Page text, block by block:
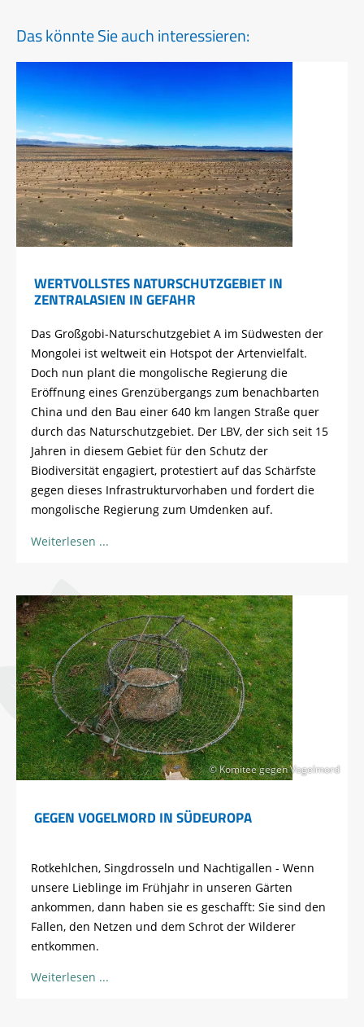
Das könnte Sie auch interessieren:
WERTVOLLSTES NATURSCHUTZGEBIET IN
ZENTRALASIEN IN GEFAHR
Das Großgobi-Naturschutzgebiet A im Südwesten der
Mongolei ist weltweit ein Hotspot der Artenvielfalt.
Doch nun plant die mongolische Regierung die
Eröffnung eines Grenzübergangs zum benachbarten
China und den Bau einer 640 km langen Straße quer
durch das Naturschutzgebiet. Der LBV, der sich seit 15
Jahren in diesem Gebiet für den Schutz der
Biodiversität engagiert, protestiert auf das Schärfste
gegen dieses Infrastrukturvorhaben und fordert die
mongolische Regierung zum Umdenken auf.
Weiterlesen
© Komitee gegen Vogelmord
GEGEN VOGELMORD IN SÜDEUROPA
Rotkehlchen, Singdrosseln und Nachtigallen - Wenn
unsere Lieblinge im Frühjahr in unseren Gärten
ankommen, dann haben sie es geschafft: Sie sind den
Fallen, den Netzen und dem Schrot der Wilderer
entkommen.
Weiterlesen